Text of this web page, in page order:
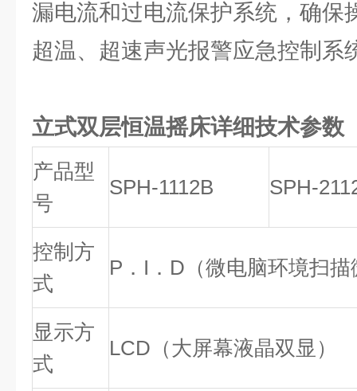
漏电流和过电流保护系统，确保
超温、超速声光报警应急控制系
立式双层恒温摇床详细技术参数
产品型
号
SPH-1112B SPH-
控制方
式
P．I．D（微电脑环境扫
显示方
式
LCD（大屏幕液晶双显）